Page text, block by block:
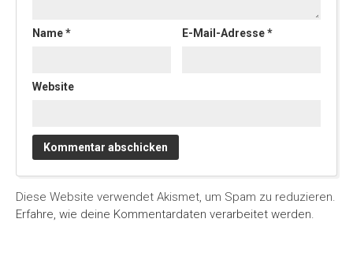
Name* E-Mail-Adresse*
Website
Diese Website verwendet Akismet, um Spam zu reduzieren.
Erfahre, wie deine Kommentardaten verarbeitet werden.